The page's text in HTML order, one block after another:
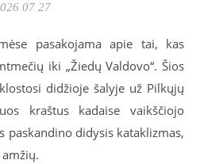
07 27
pasakojama apie tai, kas
iki „Žiedų Valdovo“. Šios
didžioje šalyje už Pilkųjų
kraštus kadaise vaikščiojo
paskandino didysis kataklizmas,